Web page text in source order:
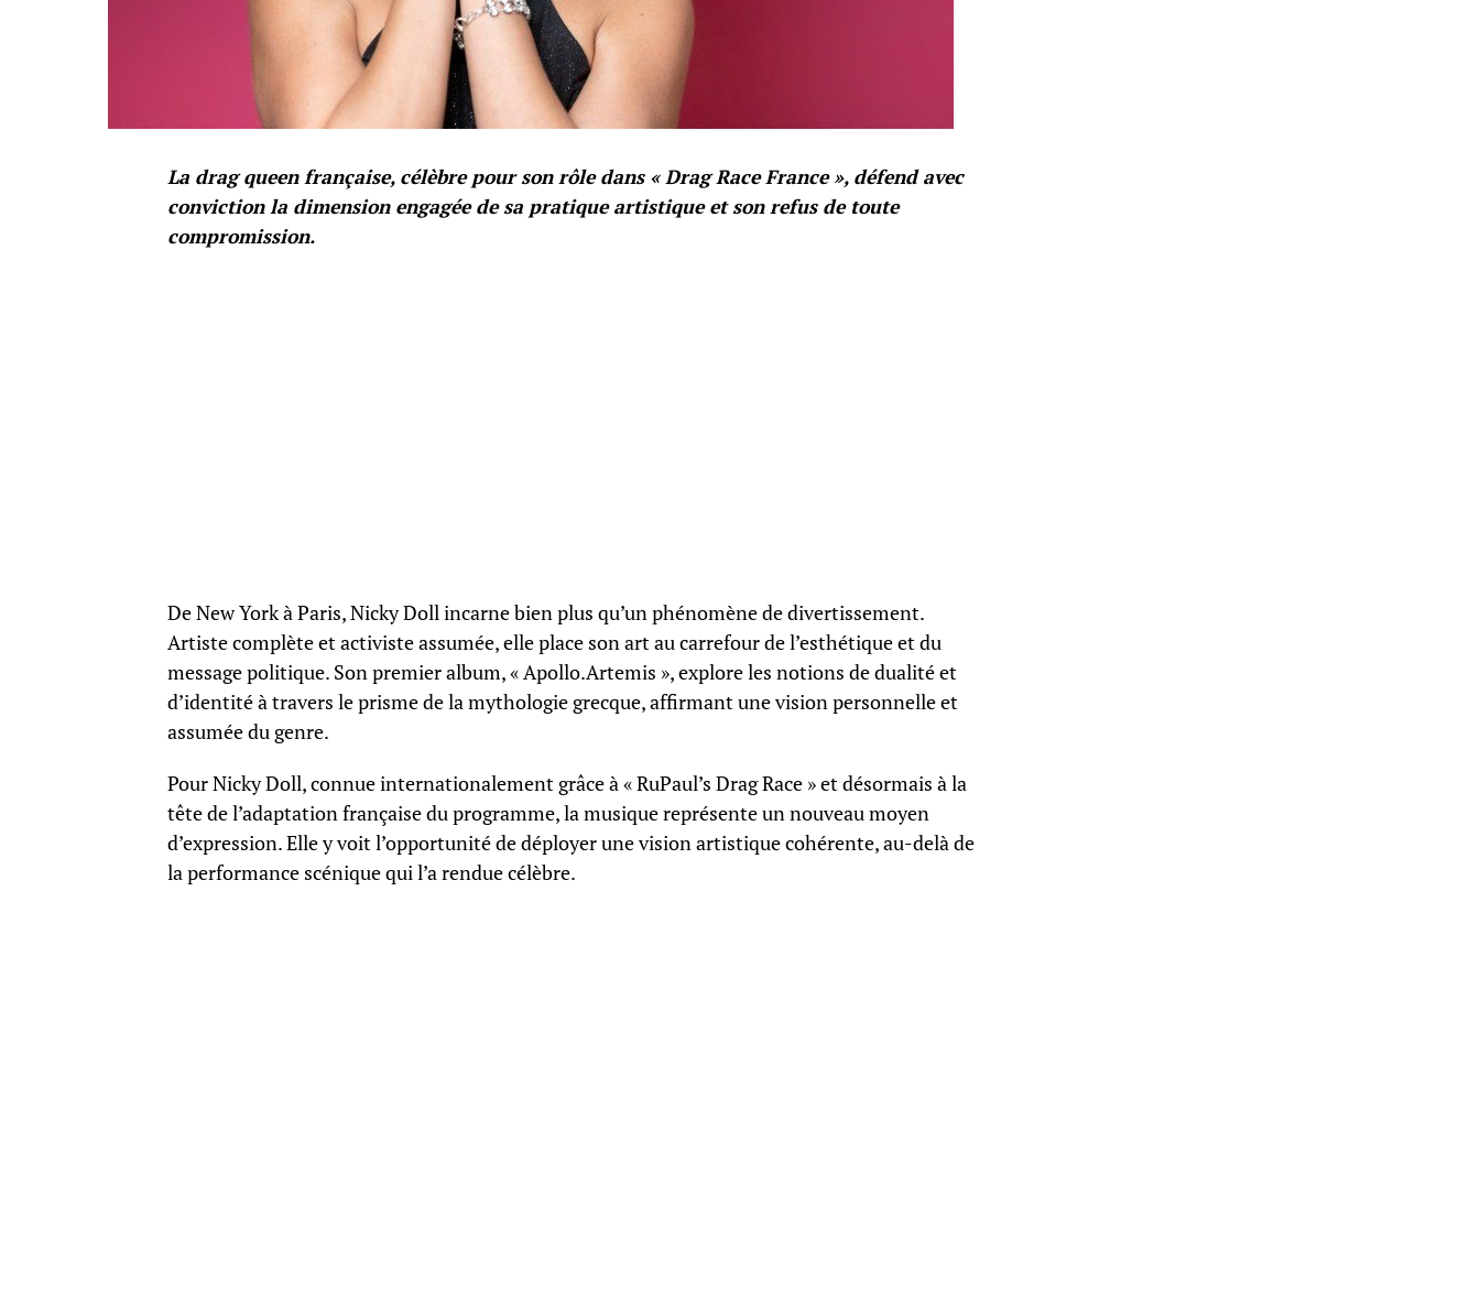
La drag queen française, célèbre pour son rôle dans « Drag Race France », défend avec
conviction la dimension engagée de sa pratique artistique et son refus de toute
compromission.
De New York à Paris, Nicky Doll incarne bien plus qu’un phénomène de divertissement.
Artiste complète et activiste assumée, elle place son art au carrefour de l’esthétique et du
message politique. Son premier album, « Apollo.Artemis », explore les notions de dualité et
d’identité à travers le prisme de la mythologie grecque, affirmant une vision personnelle et
assumée du genre.
Pour Nicky Doll, connue internationalement grâce à « RuPaul’s Drag Race » et désormais à la
tête de l’adaptation française du programme, la musique représente un nouveau moyen
d’expression. Elle y voit l’opportunité de déployer une vision artistique cohérente, au-delà de
la performance scénique qui l’a rendue célèbre.